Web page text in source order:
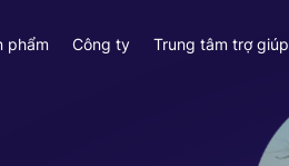
phẩm Công ty Trung tâm trợ giúp